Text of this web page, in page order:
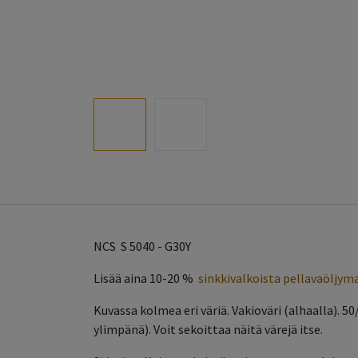
NCS S 5040 - G30Y
Lisää aina 10-20 % sinkkivalkoista
Kuvassa kolmea eri väriä. Vakioväri (alhaalla).
ylimpänä). Voit sekoittaa näitä värejä itse.